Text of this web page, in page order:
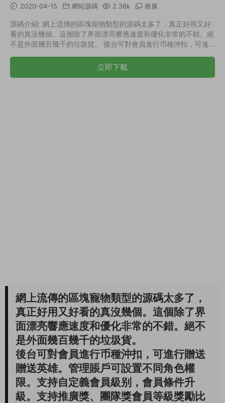
2020-04-15 網站源碼 2.36k 推廣
源碼介紹: 網上流傳的區塊寵物類型的源碼太多了，真正好用又好
看的真沒幾個。這個除了界面漂亮響應速度和優化非常的不錯。絕
不是外面幾百幾千的垃圾貨。 後台可對會員進行币種沖扣，可進
級别，會員條件升級。支持推廣獎、團隊獎會員等級獎勵比例。可
單獨設置單個英雄。詳細财務管理，交易明顯一目了然。 演示截
立即下載
網上流傳的區塊寵物類型的源碼太多了，
真正好用又好看的真沒幾個。這個除了界
面漂亮響應速度和優化非常的不錯。絕不
是外面幾百幾千的垃圾貨。
後台可對會員進行币種沖扣，可進行贈送
贈送英雄。管理賬戶可設置不同角色權
限。支持自定義會員級别，會員條件升
級。支持推廣獎、團隊獎會員等級獎勵比